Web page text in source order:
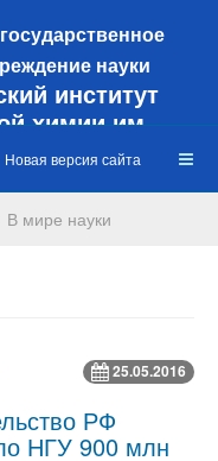
науки
институт
химии им.
Новая версия сайта
В мире науки
25.05.2016
РФ
НГУ 900 млн